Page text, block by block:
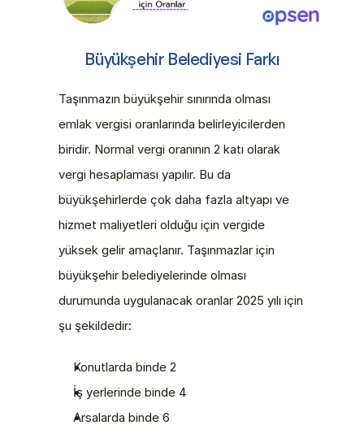
Büyükşehir Belediyesi Farkı
Taşınmazın büyükşehir sınırında olması
emlak vergisi oranlarında belirleyicilerden
biridir. Normal vergi oranının 2 katı olarak
vergi hesaplaması yapılır. Bu da
büyükşehirlerde çok daha fazla altyapı ve
hizmet maliyetleri olduğu için vergide
yüksek gelir amaçlanır. Taşınmazlar için
büyükşehir belediyelerinde olması
durumunda uygulanacak oranlar 2025 yılı için
şu şekildedir:
Konutlarda binde 2
İş yerlerinde binde 4
Arsalarda binde 6